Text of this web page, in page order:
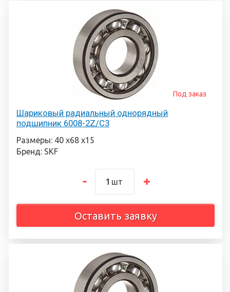
Шариковый радиальный однорядный
подшипник 6008-2Z/C3
Под заказ
Размеры: 40 х68 х15
Бренд: SKF
шт
Оставить заявку